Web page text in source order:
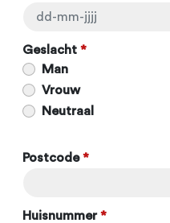
Geslacht *
Man
Vrouw
Neutraal
Postcode *
Huisnummer *